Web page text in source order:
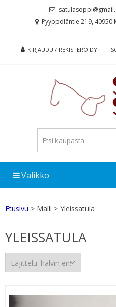
Pyyppöläntie 219, 40950
KIRJAUDU / REKISTERÖIDY
Valikko
Etusivu > Malli > Yleissatula
YLEISSATULA